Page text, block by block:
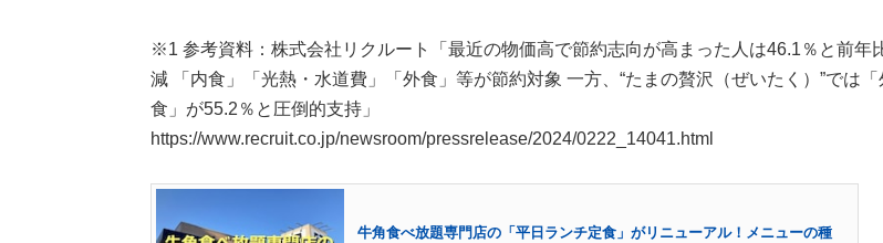
※1 参考資料：株式会社リクルート「最近の物価高で節約志向が高まった人は46.1％と前年
減 「内食」「光熱・水道費」「外食」等が節約対象 一方、“たまの贅沢（ぜいたく）”では「
食」が55.2％と圧倒的支持」
https://www.recruit.co.jp/newsroom/pressrelease/2024/0222_14041.html
牛角食べ放題専門店の「平日ランチ定食」がリニューアル！メニューの種